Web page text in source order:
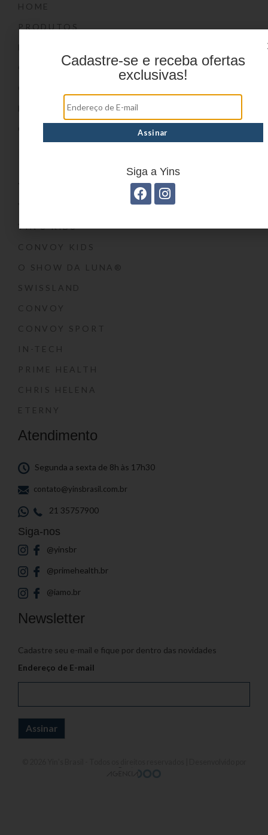
HOME
PRODUTOS
ONDE COMPRAR
YIN’S KIDS
CONVOY KIDS
O SHOW DA LUNA®
SWISSLAND
CONVOY
CONVOY SPORT
IN-TECH
PRIME HEALTH
CHRIS HELENA
ETERNY
Atendimento
Segunda a sexta de 8h às 17h30
contato@yinsbrasil.com.br
21 35757900
Siga-nos
@yinsbr
@primehealth.br
@iamo.br
Newsletter
Cadastre seu e-mail e fique por dentro das novidades
Endereço de E-mail
Cadastre-se e receba ofertas
exclusivas!
Siga a Yins